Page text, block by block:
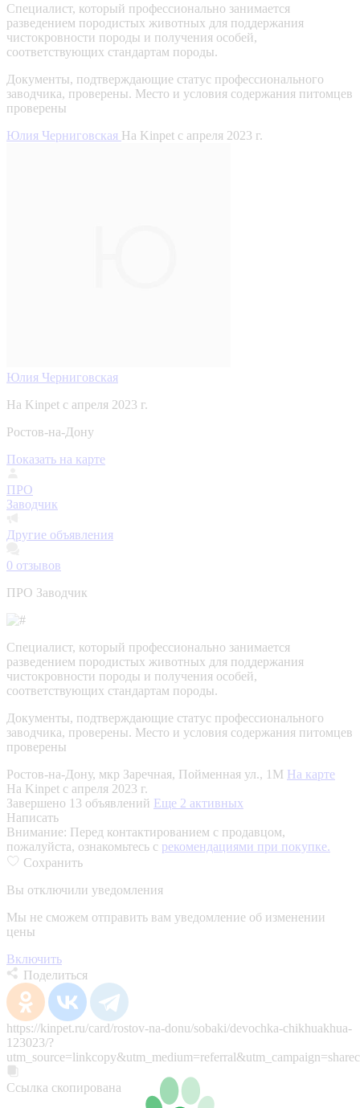
Специалист, который профессионально занимается
разведением породистых животных для поддержания
чистокровности породы и получения особей,
соответствующих стандартам породы.
Документы, подтверждающие статус профессионального
заводчика, проверены. Место и условия содержания питомцев
проверены
Юлия Черниговская На Kinpet c апреля 2023 г.
Юлия Черниговская
На Kinpet c апреля 2023 г.
Ростов-на-Дону
Показать на карте
ПРО
Заводчик
Другие объявления
0 отзывов
ПРО Заводчик
Специалист, который профессионально занимается
разведением породистых животных для поддержания
чистокровности породы и получения особей,
соответствующих стандартам породы.
Документы, подтверждающие статус профессионального
заводчика, проверены. Место и условия содержания питомцев
проверены
Ростов-на-Дону, мкр Заречная, Пойменная ул., 1М На карте
На Kinpet c апреля 2023 г.
Завершено 13 объявлений Еще 2 активных
Написать
Внимание: Перед контактированием с продавцом,
пожалуйста, ознакомьтесь с рекомендациями при покупке.
Сохранить
Вы отключили уведомления
Мы не сможем отправить вам уведомление об изменении
цены
Включить
Поделиться
https://kinpet.ru/card/rostov-na-donu/sobaki/devochka-chikhuakhua-
123023/?
Ссылка скопирована